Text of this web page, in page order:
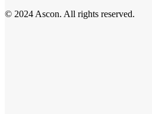
© 2024 Ascon. All rights reserved.